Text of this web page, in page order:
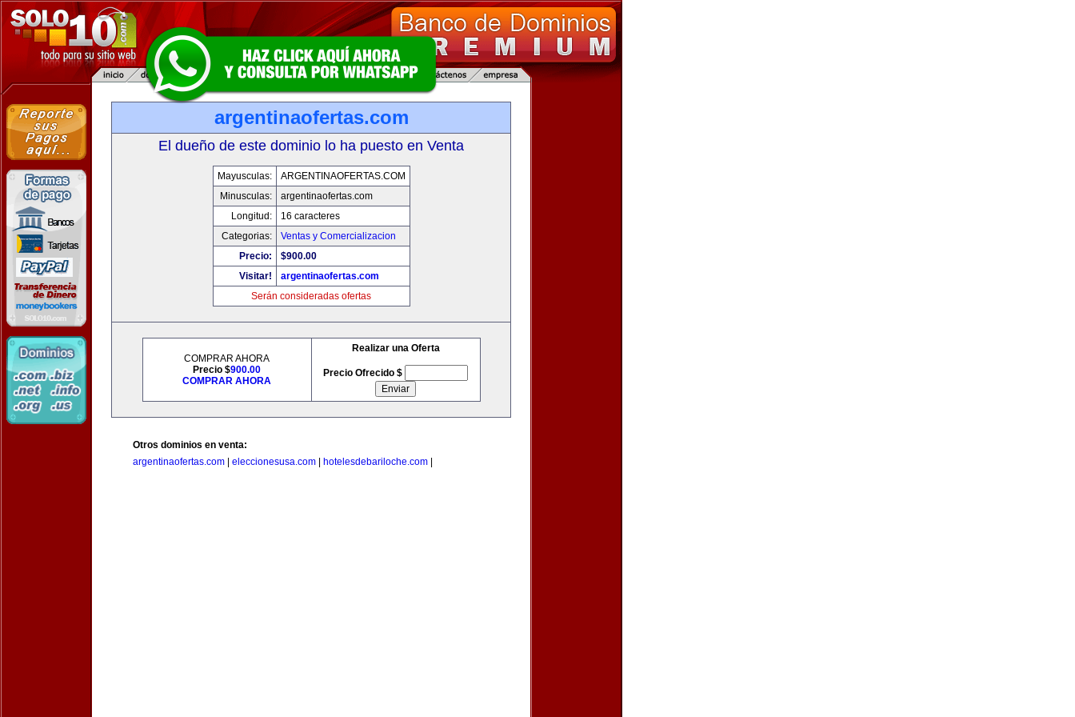
argentinaofertas.com
El dueño de este dominio lo ha puesto en Venta
Mayusculas:
ARGENTINAOFERTAS.COM
Minusculas:
argentinaofertas.com
Longitud:
16 caracteres
Categorias:
Ventas y Comercializacion
Precio:
$900.00
Visitar!
argentinaofertas.com
Serán consideradas ofertas
COMPRAR AHORA
Precio $900.00
COMPRAR AHORA
Realizar una Oferta
Precio Ofrecido $
Otros dominios en venta:
argentinaofertas.com
eleccionesusa.com hotelesdebariloche.com